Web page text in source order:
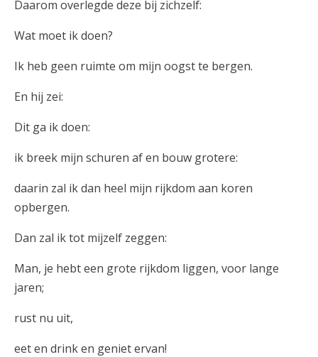
Daarom overlegde deze bij zichzelf:
Wat moet ik doen?
Ik heb geen ruimte om mijn oogst te bergen.
En hij zei:
Dit ga ik doen:
ik breek mijn schuren af en bouw grotere:
daarin zal ik dan heel mijn rijkdom aan koren
opbergen.
Dan zal ik tot mijzelf zeggen:
Man, je hebt een grote rijkdom liggen, voor lange
jaren;
rust nu uit,
eet en drink en geniet ervan!